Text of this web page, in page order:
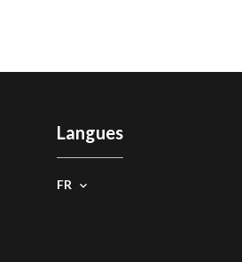
Langues
FR